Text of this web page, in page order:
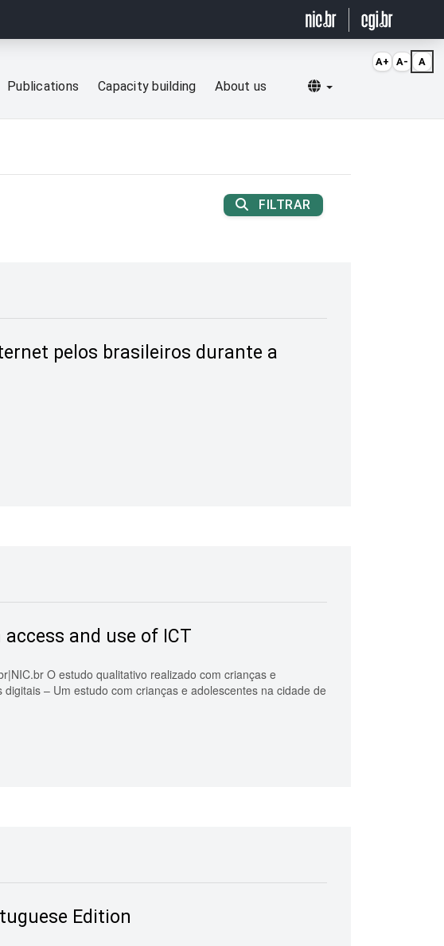
Publications Capacity building About us Selecionar idioma
FILTRAR
pelos brasileiros durante a
and use of ICT
O estudo qualitativo realizado com crianças e
– Um estudo com crianças e adolescentes na cidade de
Edition
A+ A- A